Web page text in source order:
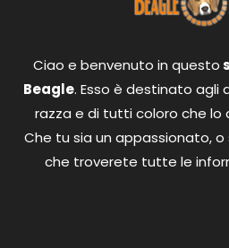
Ciao e benvenuto in questo
Beagle. Esso è destinato agli
razza e di tutti coloro che lo
Che tu sia un appassionato,
che troverete tutte le